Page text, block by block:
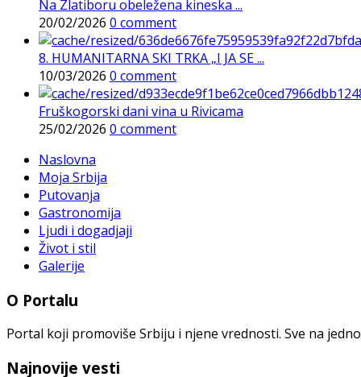
Na Zlatiboru obeležena kineska ...
20/02/2026 0 comment
8. HUMANITARNA SKI TRKA „I JA SE ...
10/03/2026 0 comment
Fruškogorski dani vina u Rivicama
25/02/2026 0 comment
Naslovna
Moja Srbija
Putovanja
Gastronomija
Ljudi i dogadjaji
Život i stil
Galerije
O Portalu
Portal koji promoviše Srbiju i njene vrednosti. Sve na
Najnovije vesti